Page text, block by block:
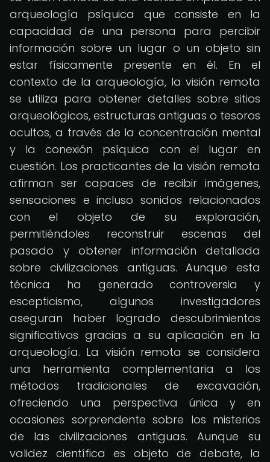
arqueología psíquica que consiste en la
capacidad de una persona para percibir
información sobre un lugar o un objeto sin
estar físicamente presente en él. En el
contexto de la arqueología, la visión remota
se utiliza para obtener detalles sobre sitios
arqueológicos, estructuras antiguas o tesoros
ocultos, a través de la concentración mental
y la conexión psíquica con el lugar en
cuestión. Los practicantes de la visión remota
afirman ser capaces de recibir imágenes,
sensaciones e incluso sonidos relacionados
con el objeto de su exploración,
permitiéndoles reconstruir escenas del
pasado y obtener información detallada
sobre civilizaciones antiguas. Aunque esta
técnica ha generado controversia y
escepticismo, algunos investigadores
aseguran haber logrado descubrimientos
significativos gracias a su aplicación en la
arqueología. La visión remota se considera
una herramienta complementaria a los
métodos tradicionales de excavación,
ofreciendo una perspectiva única y en
ocasiones sorprendente sobre los misterios
de las civilizaciones antiguas. Aunque su
validez científica es objeto de debate, la